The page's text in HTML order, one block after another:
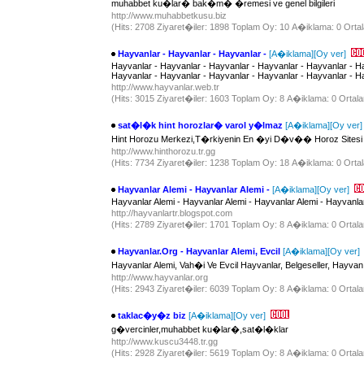
muhabbet ku�lar� bak�m� �remesi ve genel bilgileri
http://www.muhabbetkusu.biz
(Hits: 2708 Ziyaret�iler: 1898 Toplam Oy: 10 A�iklama: 0
Hayvanlar - Hayvanlar - Hayvanlar - [A�iklama][Oy ver]
Hayvanlar - Hayvanlar - Hayvanlar - Hayvanlar - Hayvanlar -
Hayvanlar - Hayvanlar - Hayvanlar - Hayvanlar - Hayvanlar -
http://www.hayvanlar.web.tr
(Hits: 3015 Ziyaret�iler: 1603 Toplam Oy: 8 A�iklama: 0
sat�l�k hint horozlar� varol y�lmaz [A�iklama][Oy ver]
Hint Horozu Merkezi,T�rkiyenin En �yi D�v�� Horoz
http://www.hinthorozu.tr.gg
(Hits: 7734 Ziyaret�iler: 1238 Toplam Oy: 18 A�iklama: 0
Hayvanlar Alemi - Hayvanlar Alemi - [A�iklama][Oy ver]
Hayvanlar Alemi - Hayvanlar Alemi - Hayvanlar Alemi -
http://hayvanlartr.blogspot.com
(Hits: 2789 Ziyaret�iler: 1701 Toplam Oy: 8 A�iklama: 0
Hayvanlar.Org - Hayvanlar Alemi, Evcil [A�iklama][Oy ver]
Hayvanlar Alemi, Vah�i Ve Evcil Hayvanlar, Belgeseller,
http://www.hayvanlar.org
(Hits: 2943 Ziyaret�iler: 6039 Toplam Oy: 8 A�iklama: 0
taklac�y�z biz [A�iklama][Oy ver]
g�vercinler,muhabbet ku�lar�,sat�l�klar
http://www.kuscu3448.tr.gg
(Hits: 2928 Ziyaret�iler: 5619 Toplam Oy: 8 A�iklama: 0